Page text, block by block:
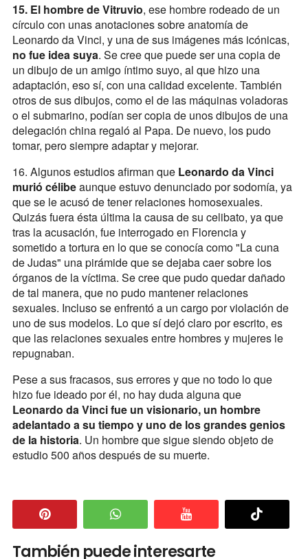
15. El hombre de Vitruvio, ese hombre rodeado de un
círculo con unas anotaciones sobre anatomía de
Leonardo da Vinci, y una de sus imágenes más icónicas,
no fue idea suya. Se cree que puede ser una copia de
un dibujo de un amigo íntimo suyo, al que hizo una
adaptación, eso sí, con una calidad excelente. También
otros de sus dibujos, como el de las máquinas voladoras
o el submarino, podían ser copia de unos dibujos de una
delegación china regaló al Papa. De nuevo, los pudo
tomar, pero siempre adaptar y mejorar.
16. Algunos estudios afirman que Leonardo da Vinci
murió célibeaunque estuvo denunciado por sodomía, ya
que se le acusó de tener relaciones homosexuales.
Quizás fuera ésta última la causa de su celibato, ya que
tras la acusación, fue interrogado en Florencia y
sometido a tortura en lo que se conocía como "La cuna
de Judas" una pirámide que se dejaba caer sobre los
órganos de la víctima. Se cree que pudo quedar dañado
de tal manera, que no pudo mantener relaciones
sexuales. Incluso se enfrentó a un cargo por violación de
uno de sus modelos. Lo que sí dejó claro por escrito, es
que las relaciones sexuales entre hombres y mujeres le
repugnaban.
Pese a sus fracasos, sus errores y que no todo lo que
hizo fue ideado por él, no hay duda alguna que
Leonardo da Vinci fue un visionario, un hombre
adelantado a su tiempo y uno de los grandes genios
de la historia. Un hombre que sigue siendo objeto de
estudio 500 años después de su muerte.
También puede interesarte